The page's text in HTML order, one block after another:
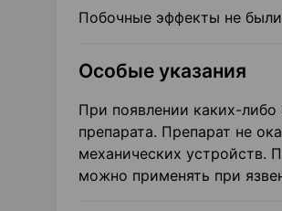
Побочные эффекты не
Особые указания
При появлении каких-либо
препарата. Препарат не
механических устройств.
можно применять при